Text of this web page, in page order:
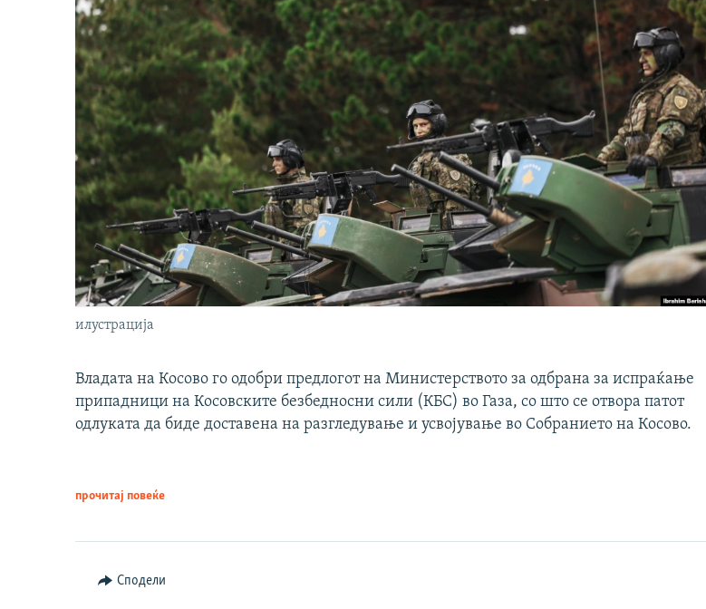
илустрација
Владата на Косово го одобри предлогот на Министерството за одбрана за испраќање
припадници на Косовските безбедносни сили (КБС) во Газа, со што се отвора патот
одлуката да биде доставена на разгледување и усвојување во Собранието на Косово.
прочитај повеќе
Сподели